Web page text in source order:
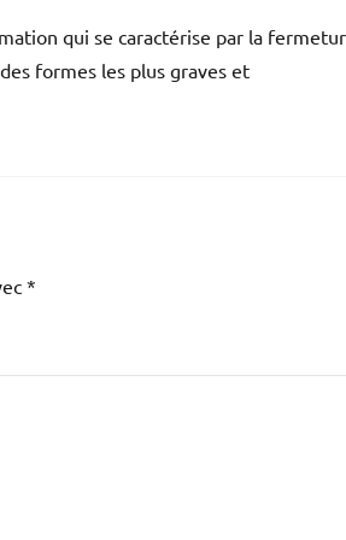
qui se caractérise par la
formes les plus graves et
*